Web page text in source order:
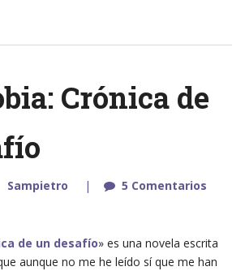
Crónica de
Sampietro 5 Comentarios
de un desafío» es una novela escrita
aunque no me he leído sí que me han